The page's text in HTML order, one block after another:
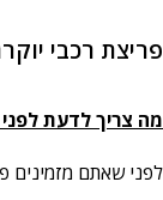
פריצת רכבי
מה צריך לדעת לפני
לפני שאתם מזמינים